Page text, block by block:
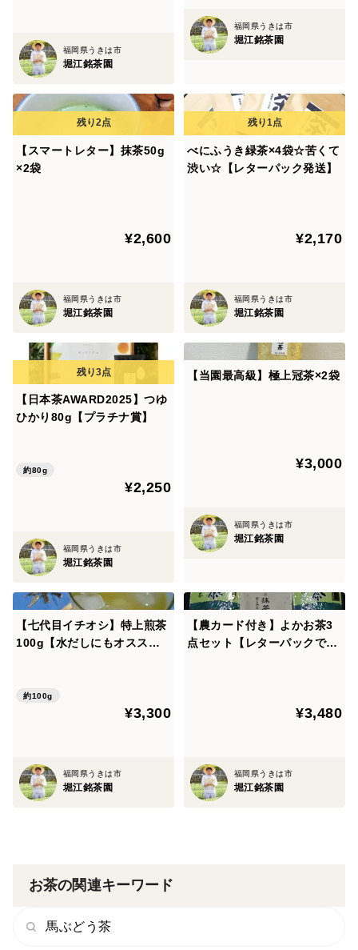
濃い緑、抹茶特有の香りが特徴です。
地元スイーツ店でも使用いただいています。
お菓子づくりにもオススメです。
さらにオススメは抹茶レアチーズケーキです！
★べにふうき茶葉
苦渋味の強いお茶です。
メチル化カテキンたっぷりなので
ご注文後1週間以内にレターパックで商品を発送させて
頂きます。
▼ 商品詳細
内容量：特上煎茶100ｇ
抹茶5 0ｇ
べにふうき茶葉ｇ50ｇ
賞味期限：180日
原料原産地：緑茶(福岡県うきは産)
保存方法:直射日光を避けて、冷暗所で保存してくださ
い。
------------------
「この商品気になる！」「買ってみてよかった😊」商品
はぜひお気に入り登録してみてください💓まとめて
福岡県うきは市
堀江銘茶園
福岡県うきは市
堀江銘茶園
【スマートレター】抹茶50g
×2袋
¥2,600
福岡県うきは市
堀江銘茶園
べにふうき緑茶×4袋☆苦くて
渋い☆【レターパック発送】
¥2,170
福岡県うきは市
堀江銘茶園
【日本茶AWARD2025】つゆ
ひかり80g【プラチナ賞】
約80g
¥2,250
福岡県うきは市
堀江銘茶園
【当園最高級】極上冠茶×2袋
¥3,000
福岡県うきは市
堀江銘茶園
【七代目イチオシ】特上煎茶
100g【水だしにもオスス
約100g
¥3,300
福岡県うきは市
堀江銘茶園
【農カード付き】よかお茶3
点セット【レターパックで発
¥3,480
福岡県うきは市
堀江銘茶園
お茶の関連キーワード
馬ぶどう茶